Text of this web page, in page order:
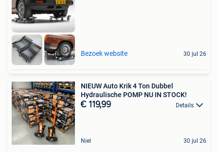
Bezoek website 30 jul 26
NIEUW Auto Krik 4 Ton Dubbel
Hydraulische POMP NU IN STOCK!
€ 119,99 Details
Niel 30 jul 26